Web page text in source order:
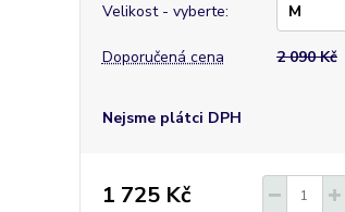
Velikost - vyberte:
Doporučená cena 2 090 Kč
Nejsme plátci DPH
1 725 Kč